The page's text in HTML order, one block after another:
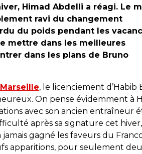
Himad Abdelli a réagi. Le
ravi du changement
du poids pendant les
mettre dans les meilleures
dans les plans de Bruno
, le licenciement d’Habib
On pense évidemment à
avec son ancien entraîneur
après sa signature cet
jamais gagné les faveurs du
apparitions, pour seulement